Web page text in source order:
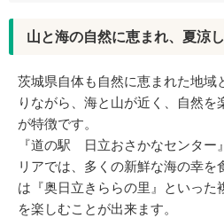
山と海の自然に恵まれ、夏涼
茨城県自体も自然に恵まれた地域
りながら、海と山が近く、自然
が特徴です。
『道の駅 日立おさかなセンター
リアでは、多くの新鮮な海の幸
は『奥日立きららの里』といった
を楽しむことが出来ます。